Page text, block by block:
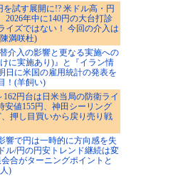
を試す展開に!? 米ドル高・円
2026年中に140円の大台打診
イズではない！ 今回の介入は
満咲杜)
介入の影響と更なる実施への
に実施あり)』と『イラン情
日に米国の雇用統計の発表を
！(羊飼い)
162円台は日米当局の防衛ライ
安値155円、神田シーリング
押し目買いから戻り売り戦
響で円は一時的に方向感を失
ル/円の円安トレンド継続は変
合がターニングポイントと
)